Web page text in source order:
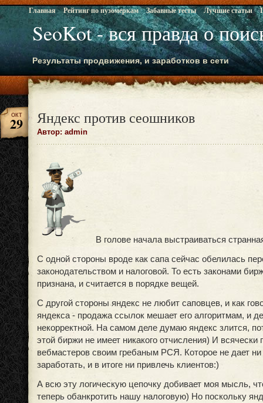
SeoKot - вся правда о
Результаты продвижения, и заработков в сети
Главная Рейтинг по пузомеркам Забавные тесты Лучшие статьи
Яндекс против сеошников
Автор: admin
ОКТ
29
В голове начала выстраиваться
С одной стороны вроде как сапа сейчас обелилась
законодательством и налоговой. То есть законами
признана, и считается в порядке вещей.
С другой стороны яндекс не любит саповцев, и как
яндекса - продажа ссылок мешает его алгоритмам, и
некорректной. На самом деле думаю яндекс злится,
этой биржи не имеет никакого отчисления) И всячески
вебмастеров своим гребаным РСЯ. Которое не дает
заработать, и в итоге ни привлечь клиентов:)
А всю эту логическую цепочку добивает моя мысль,
теперь обанкротить нашу налоговую) Но поскольку